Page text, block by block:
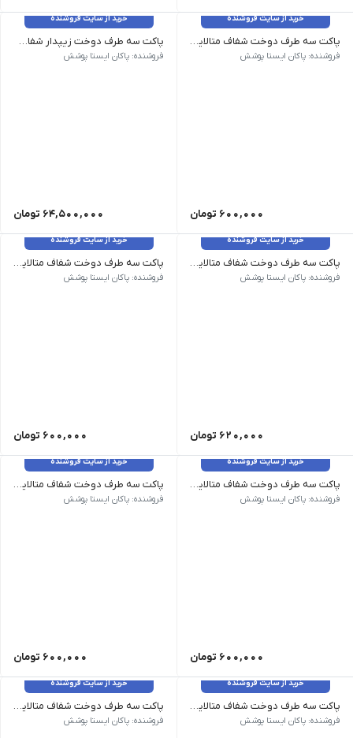
خرید از سایت فروشنده
پاکت سه طرف دوخت شفاف متالایز 35*25 (ته بازشو) 35*25| 20 گرم| 50 عدد
فروشنده: پاکان ایستا پوشش
600,000 تومان
خرید از سایت فروشنده
پاکت سه طرف دوخت زیپدار شفاف متالایز 20*15 20*15 7.5 گرم 132 عدد
فروشنده: پاکان ایستا پوشش
64,500,000 تومان
خرید از سایت فروشنده
پاکت سه طرف دوخت شفاف متالایز 15*11 (بدون زیپ) 15*11 | 4 گرم | 250 عدد
فروشنده: پاکان ایستا پوشش
620,000 تومان
خرید از سایت فروشنده
پاکت سه طرف دوخت شفاف متالایز 18*13 (بدون زیپ) 18*13 | 5.5 گرم | 180 عدد
فروشنده: پاکان ایستا پوشش
600,000 تومان
خرید از سایت فروشنده
پاکت سه طرف دوخت شفاف متالایز 20*15 (بدون زیپ) 20*15 | 7 گرم | 145 عدد
فروشنده: پاکان ایستا پوشش
600,000 تومان
خرید از سایت فروشنده
پاکت سه طرف دوخت شفاف متالایز 24*16 (بدون زیپ) 24*16 | 9 گرم | 110 عدد
فروشنده: پاکان ایستا پوشش
600,000 تومان
خرید از سایت فروشنده
پاکت سه طرف دوخت شفاف متالایز 25*18 (بدون زیپ) 25*18 | 10 گرم | 100 عدد
فروشنده: پاکان ایستا پوشش
خرید از سایت فروشنده
پاکت سه طرف دوخت شفاف متالایز 27*18 (بدون زیپ) 27*18 | 10.5 گرم | 95 عدد
فروشنده: پاکان ایستا پوشش